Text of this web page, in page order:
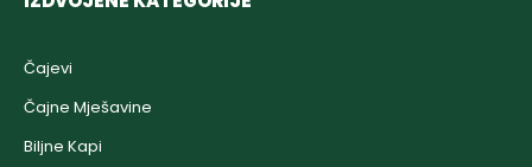
Čajevi
Čajne Mješavine
Biljne Kapi